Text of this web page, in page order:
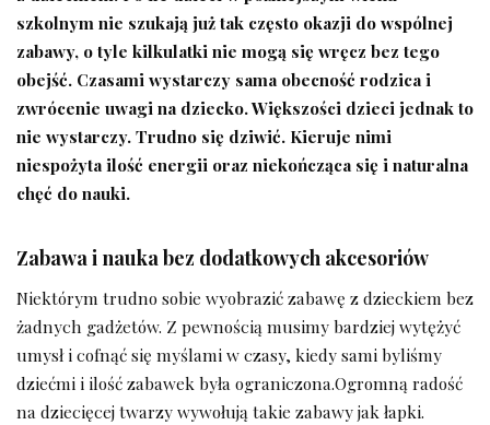
szkolnym nie szukają już tak często okazji do wspólnej
zabawy, o tyle kilkulatki nie mogą się wręcz bez tego
obejść. Czasami wystarczy sama obecność rodzica i
zwrócenie uwagi na dziecko. Większości dzieci jednak to
nie wystarczy. Trudno się dziwić. Kieruje nimi
niespożyta ilość energii oraz niekończąca się i naturalna
chęć do nauki.
Zabawa i nauka bez dodatkowych akcesoriów
Niektórym trudno sobie wyobrazić zabawę z dzieckiem bez
żadnych gadżetów. Z pewnością musimy bardziej wytężyć
umysł i cofnąć się myślami w czasy, kiedy sami byliśmy
dziećmi i ilość zabawek była ograniczona.Ogromną radość
na dziecięcej twarzy wywołują takie zabawy jak łapki.